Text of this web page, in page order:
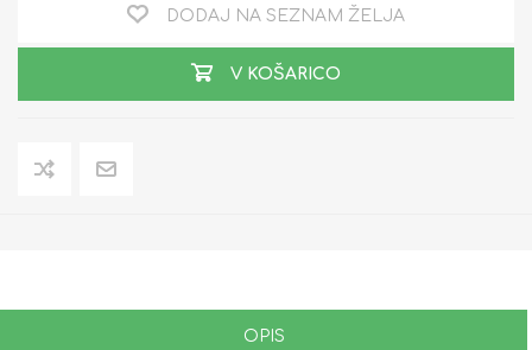
DODAJ NA SEZNAM ŽELJA
V KOŠARICO
OPIS